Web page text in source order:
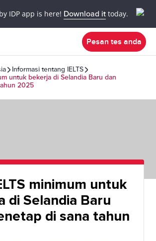
IDP app is here! Download it today.
Pesan tes anda
Informasi tentang IELTS
untuk bekerja di Selandia Baru dan
2025
minimum untuk
di Selandia Baru
di sana tahun